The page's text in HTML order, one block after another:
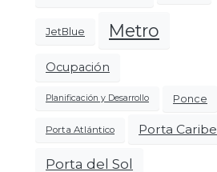
JetBlue Metro
Ocupación
Planificación y Desarrollo Ponce
Porta Atlántico Porta Caribe
Porta del Sol